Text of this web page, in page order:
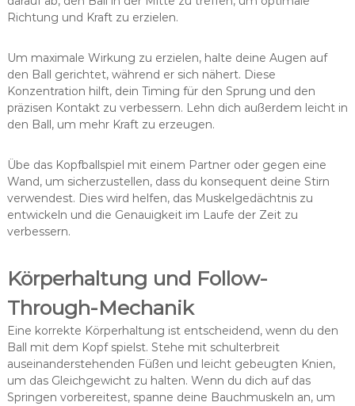
Richtung und Kraft zu erzielen.
Um maximale Wirkung zu erzielen, halte deine Augen auf
den Ball gerichtet, während er sich nähert. Diese
Konzentration hilft, dein Timing für den Sprung und den
präzisen Kontakt zu verbessern. Lehn dich außerdem leicht in
den Ball, um mehr Kraft zu erzeugen.
Übe das Kopfballspiel mit einem Partner oder gegen eine
Wand, um sicherzustellen, dass du konsequent deine Stirn
verwendest. Dies wird helfen, das Muskelgedächtnis zu
entwickeln und die Genauigkeit im Laufe der Zeit zu
verbessern.
Körperhaltung und Follow-
Through-Mechanik
Eine korrekte Körperhaltung ist entscheidend, wenn du den
Ball mit dem Kopf spielst. Stehe mit schulterbreit
auseinanderstehenden Füßen und leicht gebeugten Knien,
um das Gleichgewicht zu halten. Wenn du dich auf das
Springen vorbereitest, spanne deine Bauchmuskeln an, um